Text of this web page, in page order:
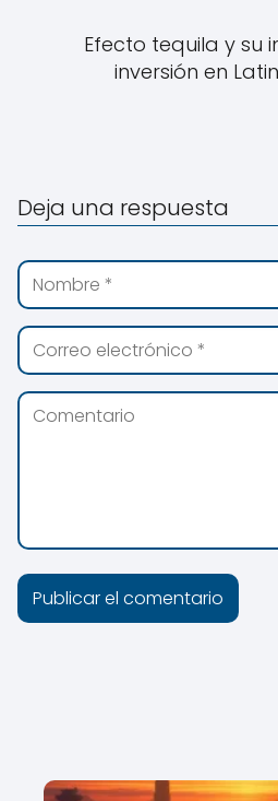
Efecto tequila y su
inversión en
Deja una respuesta